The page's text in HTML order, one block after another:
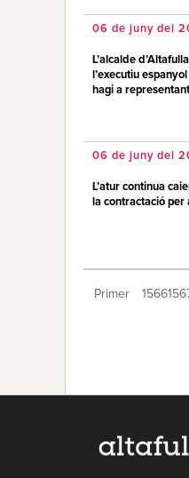
06 de juny del
L’alcalde
l’executiu
hagi a
06 de juny del
L’atur continua
la contractació per
Primer 1566
15801581 15821583